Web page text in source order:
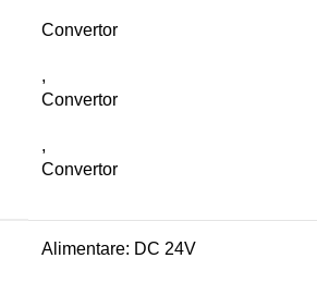
Convertor
,
Convertor
,
Convertor
Alimentare: DC 24V